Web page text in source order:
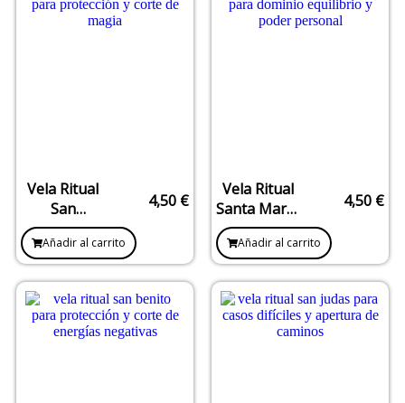
Vela Ritual
San
Cipriano –
Justicia,
Protección y
Corte de
Magia
4,50 €
Añadir al carrito
Vela Ritual
Santa Marta
– Dominio,
Equilibrio y
Poder
Personal
4,50 €
Añadir al carrito